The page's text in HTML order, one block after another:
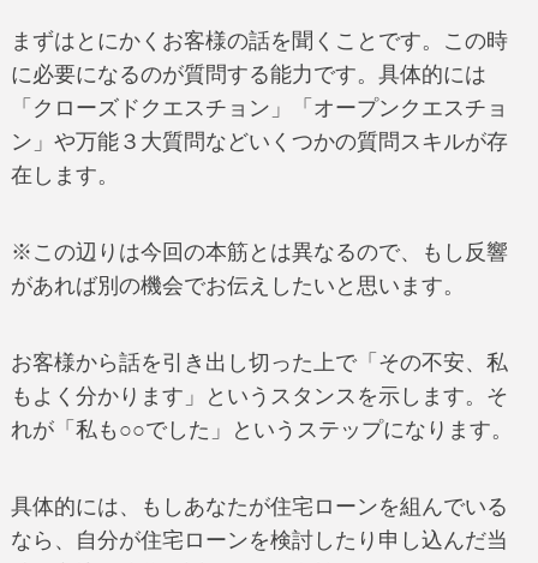
まずはとにかくお客様の話を聞くことです。この時
に必要になるのが質問する能力です。具体的には
「クローズドクエスチョン」「オープンクエスチョ
ン」や万能３大質問などいくつかの質問スキルが存
在します。
※この辺りは今回の本筋とは異なるので、もし反響
があれば別の機会でお伝えしたいと思います。
お客様から話を引き出し切った上で「その不安、私
もよく分かります」というスタンスを示します。そ
れが「私も○○でした」というステップになります。
具体的には、もしあなたが住宅ローンを組んでいる
なら、自分が住宅ローンを検討したり申し込んだ当